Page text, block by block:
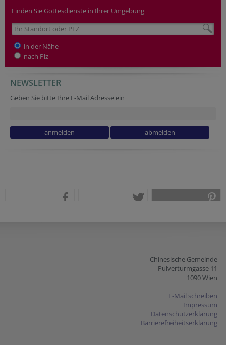
Finden Sie Gottesdienste in Ihrer Umgebung
in der Nähe
nach Plz
NEWSLETTER
Geben Sie bitte Ihre E-Mail Adresse ein
Chinesische Gemeinde
Pulverturmgasse 11
1090 Wien
E-Mail schreiben
Impressum
Datenschutzerklärung
Barrierefreiheitserklärung